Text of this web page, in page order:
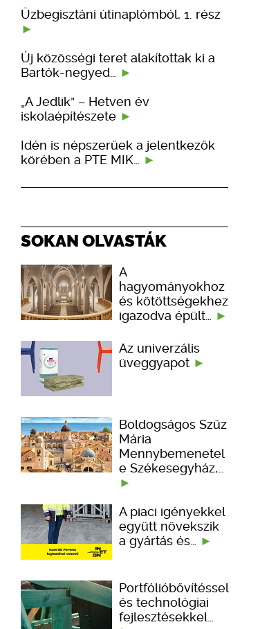
Üzbegisztáni útinaplómból, 1. rész
Új közösségi teret alakítottak ki a
Bartók-negyed…
„A Jedlik” – Hetven év
iskolaépítészete
Idén is népszerűek a jelentkezők
körében a PTE MIK…
SOKAN OLVASTÁK
A
hagyományokhoz
és kötöttségekhez
igazodva épült…
Az univerzális
üveggyapot
Boldogságos Szűz
Mária
Mennybemenetel
e Székesegyház,…
A piaci igényekkel
együtt növekszik
a gyártás és…
Portfólióbővítéssel
és technológiai
fejlesztésekkel…